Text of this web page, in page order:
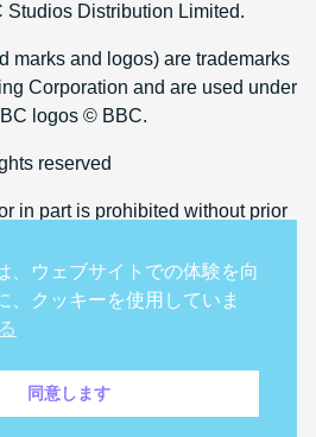
Studios Distribution Limited.
marks and logos) are trademarks
Corporation and are used under
logos © BBC.
reserved
in part is prohibited without prior
SITES
Middle East
、ウェブサイトでの体験を向
、クッキーを使用していま
同意します